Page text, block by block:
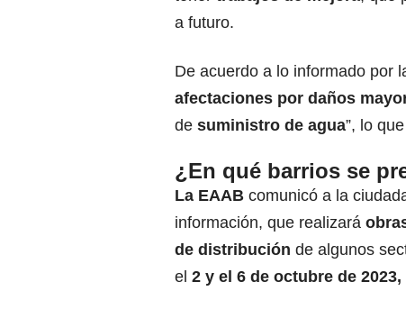
a futuro.
De acuerdo a lo informado por
afectaciones por daños
de suministro de agua”, lo
¿En qué barrios se
La EAAB comunicó a la
información, que realizará
de distribución de algunos
el 2 y el 6 de octubre de 2023,